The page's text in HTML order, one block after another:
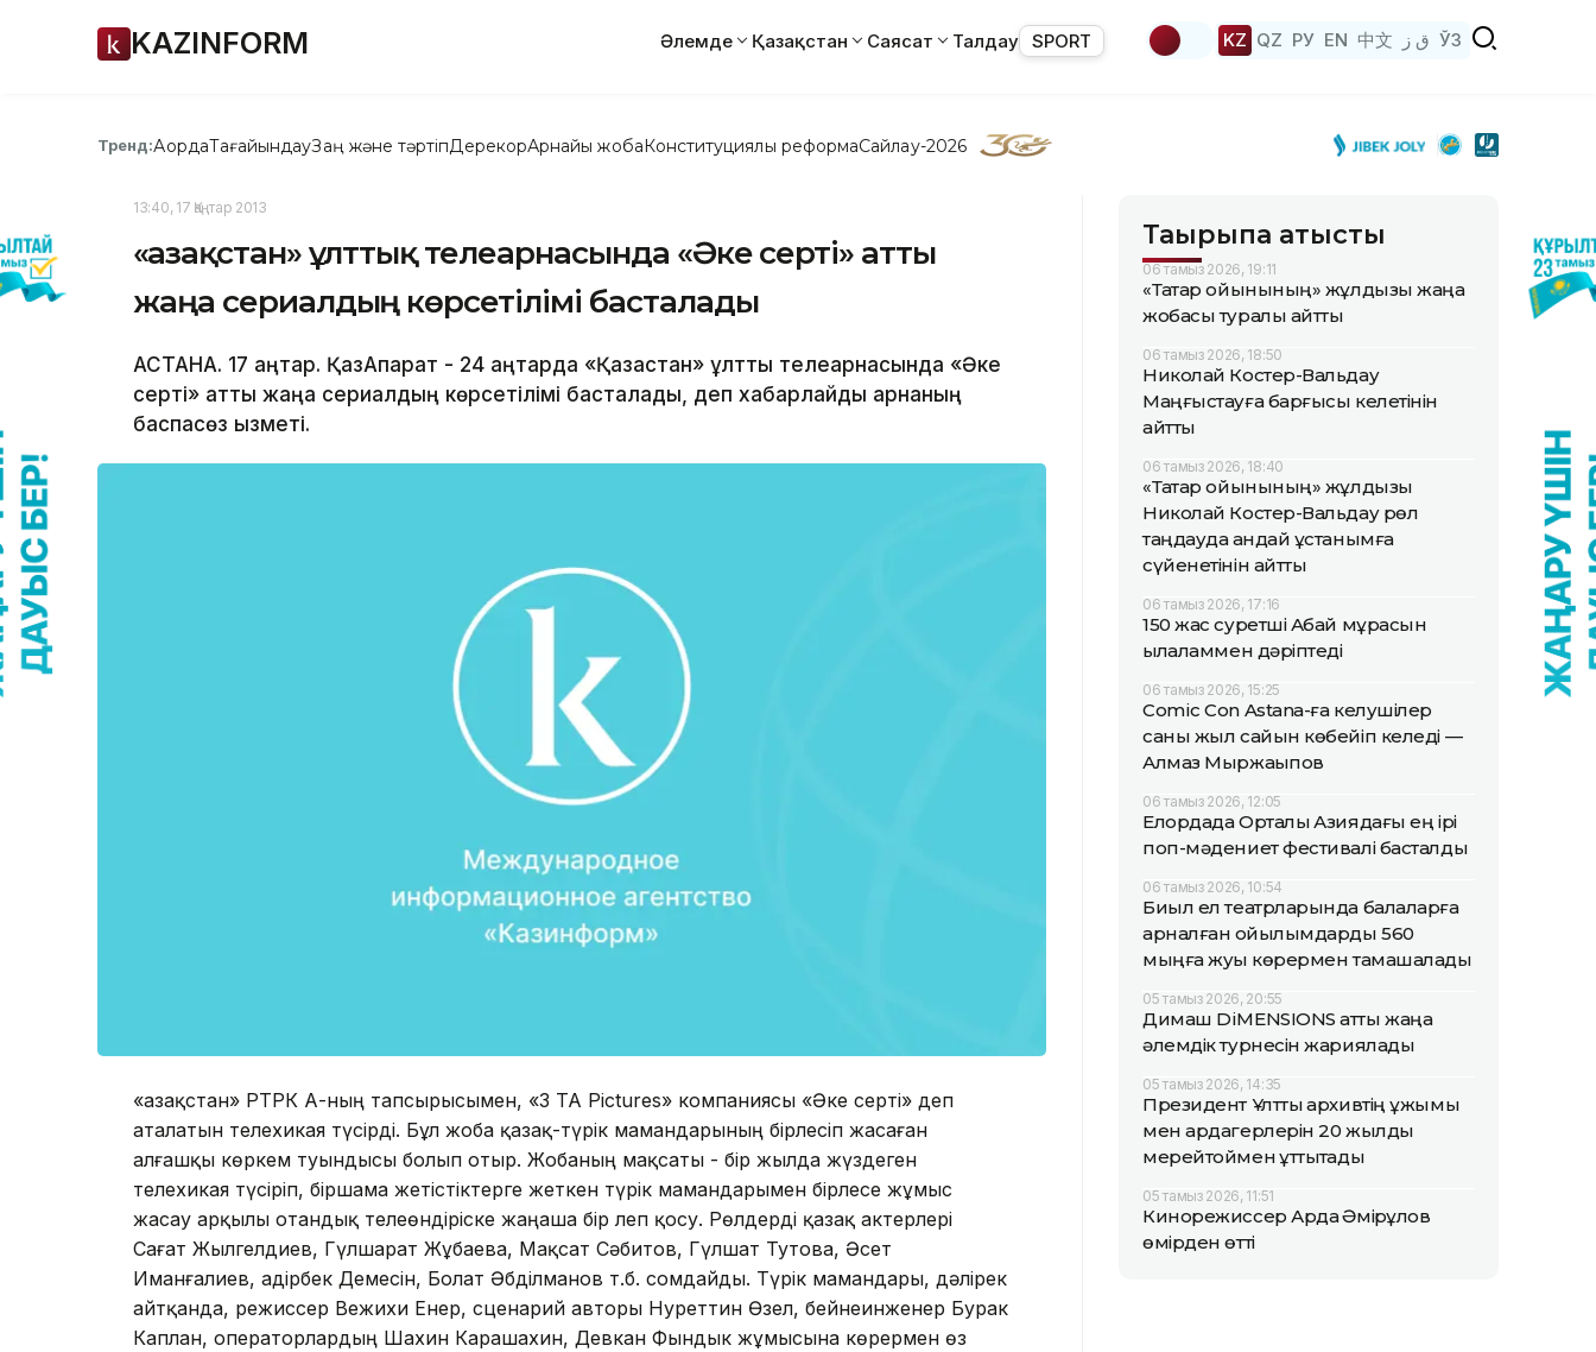
KAZINFORM Әлемде Қазақстан Саясат Талдау SPORT KZ QZ РУ EN 中文 ق ز ЎЗ
Тренд:АқордаТағайындауЗаң және тәртіпДерекқорАрнайы жобаКонституциялық реформаСайлау-2026
13:40, 17 Қаңтар 2013
«Қазақстан» ұлттық телеарнасында «Әке серті» атты
жаңа сериалдың көрсетілімі басталады
АСТАНА. 17 қаңтар. ҚазАқпарат - 24 қаңтарда «Қазақстан» ұлттық телеарнасында «Әке
серті» атты жаңа сериалдың көрсетілімі басталады, деп хабарлайды арнаның
баспасөз қызметі.
«Қазақстан» РТРК АҚ-ның тапсырысымен, «3 TA Pictures» компаниясы «Әке серті» деп
аталатын телехикая түсірді. Бұл жоба қазақ-түрік мамандарының бірлесіп жасаған
алғашқы көркем туындысы болып отыр. Жобаның мақсаты - бір жылда жүздеген
телехикая түсіріп, біршама жетістіктерге жеткен түрік мамандарымен бірлесе жұмыс
жасау арқылы отандық телеөндіріске жаңаша бір леп қосу. Рөлдерді қазақ актерлері
Сағат Жылгелдиев, Гүлшарат Жұбаева, Мақсат Сәбитов, Гүлшат Тутова, Әсет
Иманғалиев, Қадірбек Демесін, Болат Әбділманов т.б. сомдайды. Түрік мамандары, дәлірек
айтқанда, режиссер Вежихи Енер, сценарий авторы Нуреттин Өзел, бейнеинженер Бурак
Каплан, операторлардың Шахин Карашахин, Девкан Фындык жұмысына көрермен өз
Тақырыпқа қатысты
06 тамыз 2026, 19:11
«Тақтар ойынының» жұлдызы жаңа
жобасы туралы айтты
06 тамыз 2026, 18:50
Николай Костер-Вальдау
Маңғыстауға барғысы келетінін
айтты
06 тамыз 2026, 18:40
«Тақтар ойынының» жұлдызы
Николай Костер-Вальдау рөл
таңдауда қандай ұстанымға
сүйенетінін айтты
06 тамыз 2026, 17:16
150 жас суретші Абай мұрасын
қылқаламмен дәріптеді
06 тамыз 2026, 15:25
Comic Con Astana-ға келушілер
саны жыл сайын көбейіп келеді —
Алмаз Мыржақыпов
06 тамыз 2026, 12:05
Елордада Орталық Азиядағы ең ірі
поп-мәдениет фестивалі басталды
06 тамыз 2026, 10:54
Биыл ел театрларында балаларға
арналған қойылымдарды 560
мыңға жуық көрермен тамашалады
05 тамыз 2026, 20:55
Димаш DiMENSIONS атты жаңа
әлемдік турнесін жариялады
05 тамыз 2026, 14:35
Президент Ұлттық архивтің ұжымы
мен ардагерлерін 20 жылдық
мерейтоймен құттықтады
05 тамыз 2026, 11:51
Кинорежиссер Ардақ Әмірқұлов
өмірден өтті